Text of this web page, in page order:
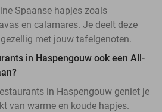
Spaanse hapjes zoals
en calamares. Je deelt deze
met jouw tafelgenoten.
in Haspengouw ook een All-
in Haspengouw geniet je
van warme en koude hapjes.